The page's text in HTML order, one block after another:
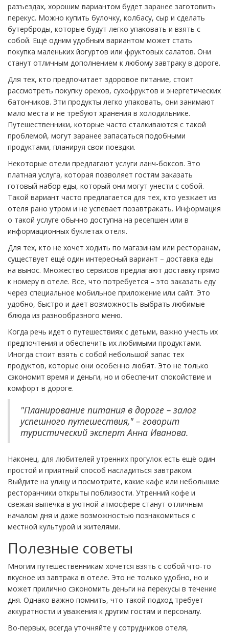
разъездах, хорошим вариантом будет заранее заготовить
перекус. Можно купить булочку, колбасу, сыр и сделать
бутерброды, которые будут легко упаковать и взять с
собой. Ещё одним удобным вариантом может стать
покупка маленьких йогуртов или фруктовых салатов. Они
станут отличным дополнением к любому завтраку в дороге.
Для тех, кто предпочитает здоровое питание, стоит
рассмотреть покупку орехов, сухофруктов и энергетических
батончиков. Эти продукты легко упаковать, они занимают
мало места и не требуют хранения в холодильнике.
Путешественники, которые часто сталкиваются с такой
проблемой, могут заранее запасаться подобными
продуктами, планируя свои поездки.
Некоторые отели предлагают услуги ланч-боксов. Это
платная услуга, которая позволяет гостям заказать
готовый набор еды, который они могут унести с собой.
Такой вариант часто предлагается для тех, кто уезжает из
отеля рано утром и не успевает позавтракать. Информация
о такой услуге обычно доступна на ресепшен или в
информационных буклетах отеля.
Для тех, кто не хочет ходить по магазинам или ресторанам,
существует ещё один интересный вариант – доставка еды
на вынос. Множество сервисов предлагают доставку прямо
к номеру в отеле. Все, что потребуется – это заказать еду
через специальное мобильное приложение или сайт. Это
удобно, быстро и дает возможность выбрать любимые
блюда из разнообразного меню.
Когда речь идет о путешествиях с детьми, важно учесть их
предпочтения и обеспечить их любимыми продуктами.
Иногда стоит взять с собой небольшой запас тех
продуктов, которые они особенно любят. Это не только
сэкономит время и деньги, но и обеспечит спокойствие и
комфорт в дороге.
"Планирование питания в дороге – залог
успешного путешествия," – говорит
туристический эксперт Анна Иванова.
Наконец, для любителей утренних прогулок есть ещё один
простой и приятный способ насладиться завтраком.
Выйдите на улицу и посмотрите, какие кафе или небольшие
ресторанчики открыты поблизости. Утренний кофе и
свежая выпечка в уютной атмосфере станут отличным
началом дня и даже возможностью познакомиться с
местной культурой и жителями.
Полезные советы
Многим путешественникам хочется взять с собой что-то
вкусное из завтрака в отеле. Это не только удобно, но и
может прилично сэкономить деньги на перекусы в течение
дня. Однако важно помнить, что такой подход требует
аккуратности и уважения к другим гостям и персоналу.
Во-первых, всегда уточняйте у сотрудников отеля,